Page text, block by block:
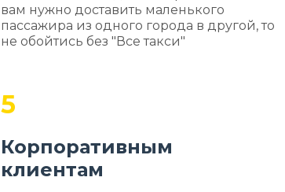
вам нужно доставить маленького
пассажира из одного города в другой, то
не обойтись без "Все такси"
5
Корпоративным
клиентам